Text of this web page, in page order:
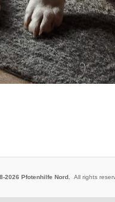
2026 Pfotenhilfe Nord. All rights